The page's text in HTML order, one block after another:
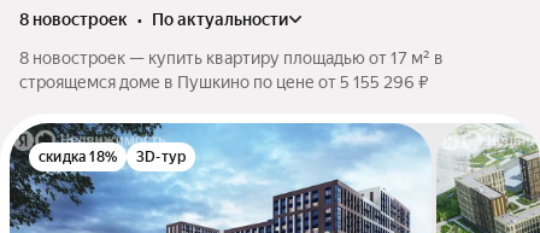
8 новостроек •
по актуальности
8 новостроек — купить квартиру площадью от 17 м² в
строящемся доме в Пушкино по цене от 5 155 296 ₽
скидка 18% 3D-тур